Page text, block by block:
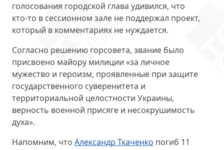
голосования городской глава удивился, что
кто-то в сессионном зале не поддержал проект,
который в комментариях не нуждается.
Согласно решению горсовета, звание было
присвоено майору милиции «за личное
мужество и героизм, проявленные при защите
государственного суверенитета и
территориальной целостности Украины,
верность военной присяге и несокрушимость
духа».
Напомним, что Александр Ткаченко погиб 11